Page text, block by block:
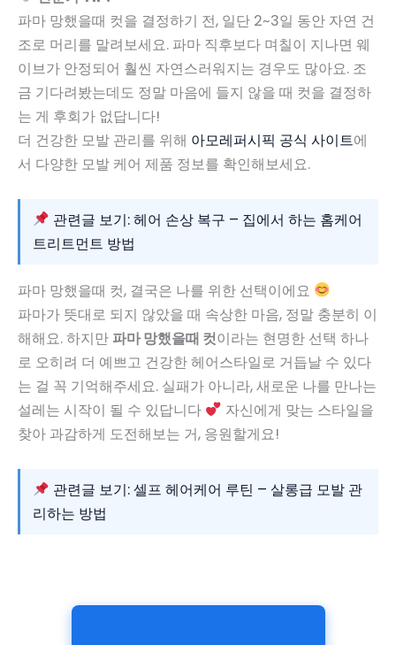
파마 망했을때 컷을 결정하기 전, 일단 2~3일 동안 자연 건
조로 머리를 말려보세요. 파마 직후보다 며칠이 지나면 웨
이브가 안정되어 훨씬 자연스러워지는 경우도 많아요. 조
금 기다려봤는데도 정말 마음에 들지 않을 때 컷을 결정하
는 게 후회가 없답니다!
더 건강한 모발 관리를 위해 아모레퍼시픽 공식 사이트에
서 다양한 모발 케어 제품 정보를 확인해보세요.
관련글 보기: 헤어 손상 복구 – 집에서 하는 홈케어
트리트먼트 방법
파마 망했을때 컷, 결국은 나를 위한 선택이에요
파마가 뜻대로 되지 않았을 때 속상한 마음, 정말 충분히 이
해해요. 하지만 파마 망했을때 컷이라는 현명한 선택 하나
로 오히려 더 예쁘고 건강한 헤어스타일로 거듭날 수 있다
는 걸 꼭 기억해주세요. 실패가 아니라, 새로운 나를 만나는
설레는 시작이 될 수 있답니다
자신에게 맞는 스타일을
찾아 과감하게 도전해보는 거, 응원할게요!
관련글 보기: 셀프 헤어케어 루틴 – 살롱급 모발 관
리하는 방법